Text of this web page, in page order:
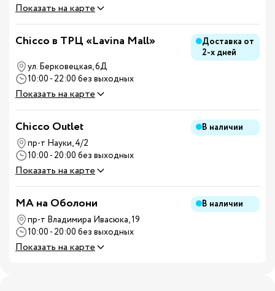
Показать на карте
Chicco в ТРЦ «Lavina Mall»
Доставка от
2-х дней
ул. Берковецкая, 6Д
10:00 - 22:00 без выходных
Показать на карте
Chicco Outlet
В наличии
пр-т Науки, 4/2
10:00 - 20:00 без выходных
Показать на карте
MA на Оболони
В наличии
пр-т Владимира Ивасюка, 19
10:00 - 20:00 без выходных
Показать на карте